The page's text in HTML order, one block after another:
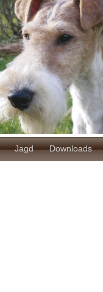
Jagd Downloads